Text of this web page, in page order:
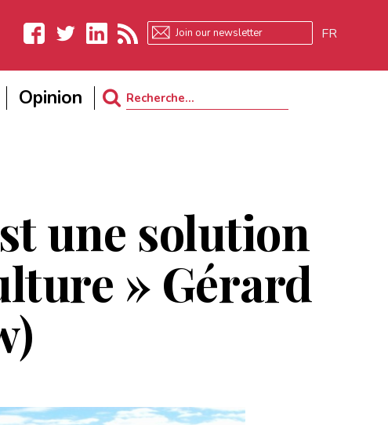
LinkedIn
FR
Opinion
Search
une solution
» Gérard